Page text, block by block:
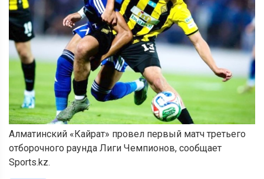
Алматинский «Кайрат» провел первый матч третьего
отборочного раунда Лиги Чемпионов, сообщает
Sports.kz.